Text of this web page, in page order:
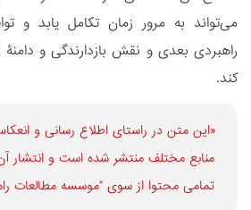
می‌تواند به مرور زمان تکامل یابد و
راهبردی بعدی و نقش بازدارندگی و
کند.
«این متن در راستای اطلاع رسانی و
منابع مختلف منتشر شده است و انتشار آن
تمامی محتوا از سوی "موسسه مطالعات